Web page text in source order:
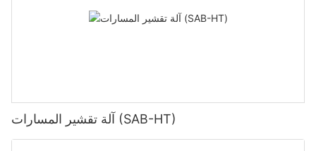
آلة تقشير المسارات (SAB-HT)